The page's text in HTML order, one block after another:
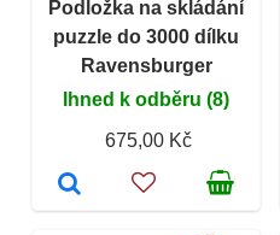
Podložka na skládání
puzzle do 3000 dílku
Ravensburger
Ihned k odběru (8)
675,00 Kč